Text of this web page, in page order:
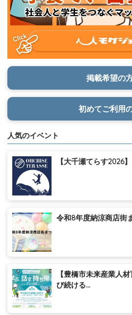
掲載希望の
初めてご利用
人気のイベント
【大千瀬てらす2026
令和8年度納涼商店街
【豊橋市未来産業人
び続ける...